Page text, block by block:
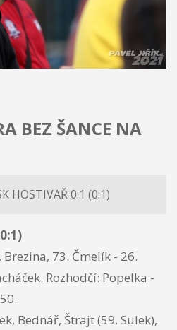
BEZ ŠANCE NA
HOSTIVAŘ 0:1 (0:1)
Brezina, 73. Čmelík - 26.
Rozhodčí: Popelka -
Bednář, Štrajt (59. Sulek),